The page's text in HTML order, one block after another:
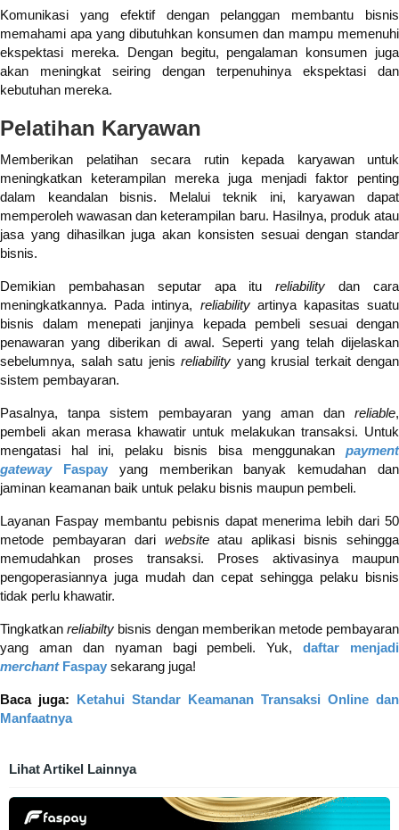
Komunikasi yang efektif dengan pelanggan membantu bisnis
memahami apa yang dibutuhkan konsumen dan mampu memenuhi
ekspektasi mereka. Dengan begitu, pengalaman konsumen juga
akan meningkat seiring dengan terpenuhinya ekspektasi dan
kebutuhan mereka.
Pelatihan Karyawan
Memberikan pelatihan secara rutin kepada karyawan untuk
meningkatkan keterampilan mereka juga menjadi faktor penting
dalam keandalan bisnis. Melalui teknik ini, karyawan dapat
memperoleh wawasan dan keterampilan baru. Hasilnya, produk atau
jasa yang dihasilkan juga akan konsisten sesuai dengan standar
bisnis.
Demikian pembahasan seputar apa itureliability dan cara
meningkatkannya. Pada intinya, reliabilityartinya kapasitas suatu
bisnis dalam menepati janjinya kepada pembeli sesuai dengan
penawaran yang diberikan di awal. Seperti yang telah dijelaskan
sebelumnya, salah satu jenis reliability yang krusial terkait dengan
sistem pembayaran.
Pasalnya, tanpa sistem pembayaran yang aman dan reliable,
pembeli akan merasa khawatir untuk melakukan transaksi. Untuk
mengatasi hal ini, pelaku bisnis bisa menggunakan payment
gateway
Faspayyang memberikan banyak kemudahan dan
jaminan keamanan baik untuk pelaku bisnis maupun pembeli.
Layanan Faspay membantu pebisnis dapat menerima lebih dari 50
metode pembayaran dari websiteatau aplikasi bisnis sehingga
memudahkan proses transaksi. Proses aktivasinya maupun
pengoperasiannya juga mudah dan cepat sehingga pelaku bisnis
tidak perlu khawatir.
Tingkatkanreliabilty bisnis dengan memberikan metode pembayaran
yang aman dan nyaman bagi pembeli. Yuk,daftar menjadi
merchantFaspay sekarang juga!
Baca juga: Ketahui Standar Keamanan Transaksi Online dan
Manfaatnya
Lihat Artikel Lainnya